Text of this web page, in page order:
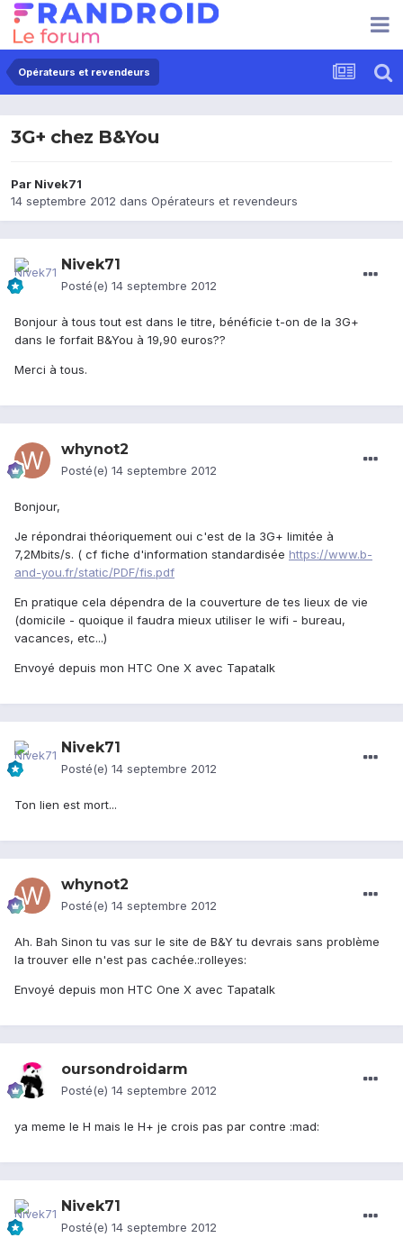
Opérateurs et revendeurs
3G+ chez B&You
Par Nivek71
14 septembre 2012 dans Opérateurs et revendeurs
Nivek71
Posté(e) 14 septembre 2012
Bonjour à tous tout est dans le titre, bénéficie t-on de la 3G+
dans le forfait B&You à 19,90 euros??
Merci à tous.
whynot2
Posté(e) 14 septembre 2012
Bonjour,
Je répondrai théoriquement oui c'est de la 3G+ limitée à
7,2Mbits/s. ( cf fiche d'information standardisée https://www.b-
and-you.fr/static/PDF/fis.pdf
En pratique cela dépendra de la couverture de tes lieux de vie
(domicile - quoique il faudra mieux utiliser le wifi - bureau,
vacances, etc...)
Envoyé depuis mon HTC One X avec Tapatalk
Nivek71
Posté(e) 14 septembre 2012
Ton lien est mort...
whynot2
Posté(e) 14 septembre 2012
Ah. Bah Sinon tu vas sur le site de B&Y tu devrais sans problème
la trouver elle n'est pas cachée.:rolleyes:
Envoyé depuis mon HTC One X avec Tapatalk
oursondroidarm
Posté(e) 14 septembre 2012
ya meme le H mais le H+ je crois pas par contre :mad:
Nivek71
Posté(e) 14 septembre 2012